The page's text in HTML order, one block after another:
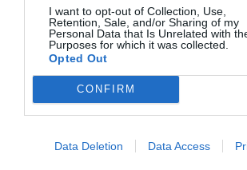
I want to opt-out of Collection, Use,
Retention, Sale, and/or Sharing of my
Personal Data that Is Unrelated with
Purposes for which it was collected.
Opted Out
CONFIRM
Data Deletion Data Access
Ironman Αγάπης: Μια διαδρομή σε
καρδιάς για τη συ…
Δείτε περισσότερα